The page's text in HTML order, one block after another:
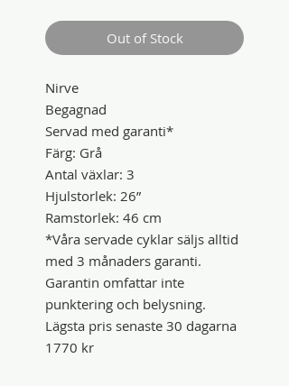
Out of Stock
Nirve
Begagnad
Servad med garanti*
Färg: Grå
Antal växlar: 3
Hjulstorlek: 26”
Ramstorlek: 46 cm
*Våra servade cyklar säljs alltid
med 3 månaders garanti.
Garantin omfattar inte
punktering och belysning.
Lägsta pris senaste 30 dagarna
1770 kr